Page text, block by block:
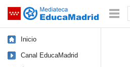
Saltar navegación
Inicio
Canal EducaMadrid